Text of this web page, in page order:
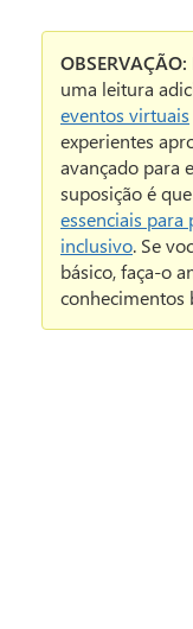
OBSERVAÇÃO:
uma leitura
eventos virtuais
experientes
avançado para
suposição é
essenciais
inclusivo. Se
básico, faça-o
conhecimentos